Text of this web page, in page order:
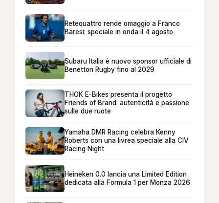
Retequattro rende omaggio a Franco
Baresi: speciale in onda il 4 agosto
Subaru Italia è nuovo sponsor ufficiale di
Benetton Rugby fino al 2029
THOK E-Bikes presenta il progetto
Friends of Brand: autenticità e passione
sulle due ruote
Yamaha DMR Racing celebra Kenny
Roberts con una livrea speciale alla CIV
Racing Night
Heineken 0.0 lancia una Limited Edition
dedicata alla Formula 1 per Monza 2026